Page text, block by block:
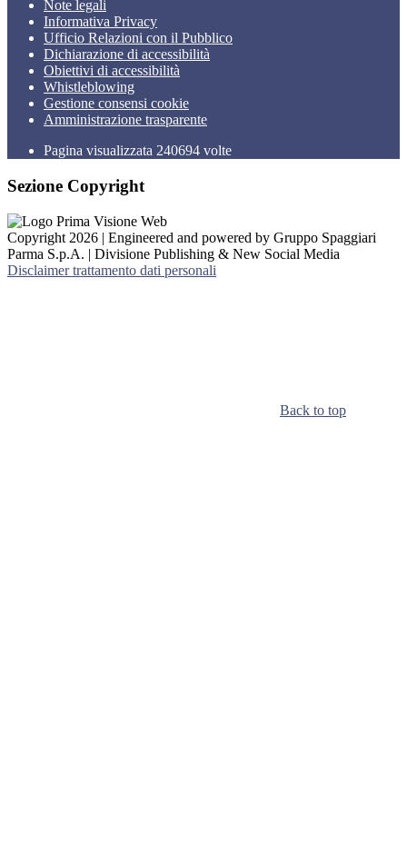
Note legali
Informativa Privacy
Ufficio Relazioni con il Pubblico
Dichiarazione di accessibilità
Obiettivi di accessibilità
Whistleblowing
Gestione consensi cookie
Amministrazione trasparente
Pagina visualizzata 240694 volte
Sezione Copyright
Copyright 2026 | Engineered and powered by Gruppo Spaggiari
Parma S.p.A. | Divisione Publishing & New Social Media
Disclaimer trattamento dati personali
Back to top